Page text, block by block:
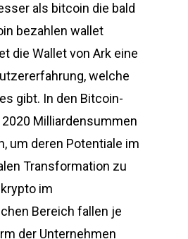
als bitcoin die bald
bezahlen wallet
die Wallet von Ark eine
welche
gibt. In den Bitcoin-
Milliardensummen
um deren Potentiale im
Transformation zu
im
Bereich fallen je
der Unternehmen